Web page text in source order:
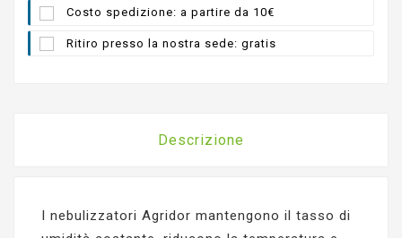
Costo spedizione: a partire da 10€
Ritiro presso la nostra sede: gratis
Descrizione
I nebulizzatori Agridor mantengono il tasso di